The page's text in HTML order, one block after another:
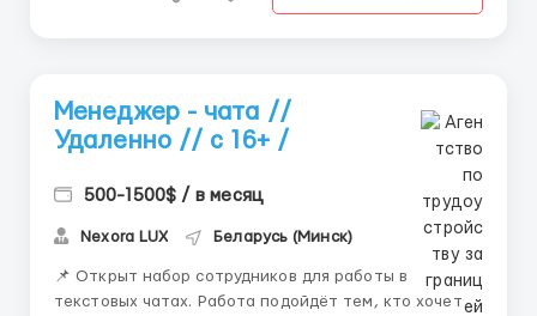
Менеджер - чата //
Удаленно // с 16+ /
500-1500$ / в месяц
Nexora LUX Беларусь (Минск)
📌 Открыт набор сотрудников для работы в
текстовых чатах. Работа подойдёт тем, кто хочет